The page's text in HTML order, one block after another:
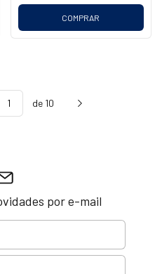
COMPRAR
de 10
por e-mail